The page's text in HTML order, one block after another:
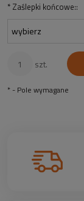
* Zaślepki końcowe::
szt.
* - Pole wymagane